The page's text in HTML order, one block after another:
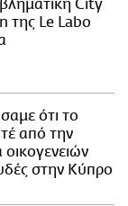
City
της Le Labo
ότι το
από την
στην Κύπρο